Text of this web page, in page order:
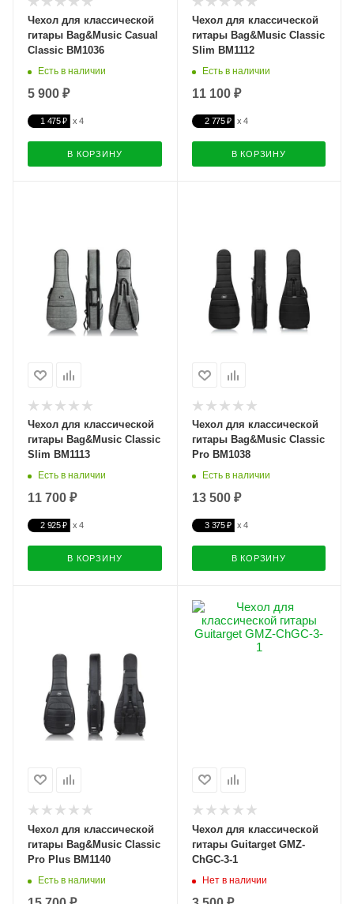
Чехол для классической
гитары Bag&Music Casual
Classic BM1036
Есть в наличии
5 900 ₽
1 475 ₽
В КОРЗИНУ
Чехол для классической
гитары Bag&Music Classic
Slim BM1112
Есть в наличии
11 100 ₽
2 775 ₽
В КОРЗИНУ
Чехол для классической
гитары Bag&Music Classic
Slim BM1113
Есть в наличии
11 700 ₽
2 925 ₽
В КОРЗИНУ
Чехол для классической
гитары Bag&Music Classic
Pro BM1038
Есть в наличии
13 500 ₽
3 375 ₽
В КОРЗИНУ
Чехол для классической
гитары Bag&Music Classic
Pro Plus BM1140
Есть в наличии
Чехол для классической
гитары Guitarget GMZ-
ChGC-3-1
Нет в наличии